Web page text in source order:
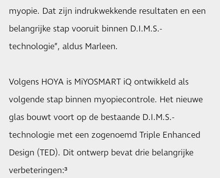
myopie. Dat zijn indrukwekkende resultaten en een
belangrijke stap vooruit binnen D.I.M.S.-
technologie”, aldus Marleen.
Volgens HOYA is MiYOSMART iQ ontwikkeld als
volgende stap binnen myopiecontrole. Het nieuwe
glas bouwt voort op de bestaande D.I.M.S.-
technologie met een zogenoemd Triple Enhanced
Design (TED). Dit ontwerp bevat drie belangrijke
verbeteringen:³